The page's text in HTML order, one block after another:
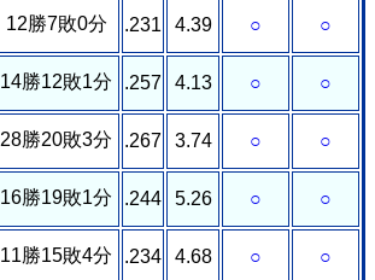
12勝7敗0分 .231 4.39 ○ ○
14勝12敗1分 .257 4.13 ○ ○
28勝20敗3分 .267 3.74 ○ ○
16勝19敗1分 .244 5.26 ○ ○
11勝15敗4分 .234 4.68 ○ ○